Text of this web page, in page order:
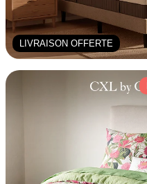
LIVRAISON OFFERTE